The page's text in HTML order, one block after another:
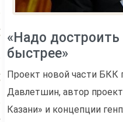
«Надо
быстрее»
Проект новой части БКК
Давлетшин, автор
Казани» и концепции